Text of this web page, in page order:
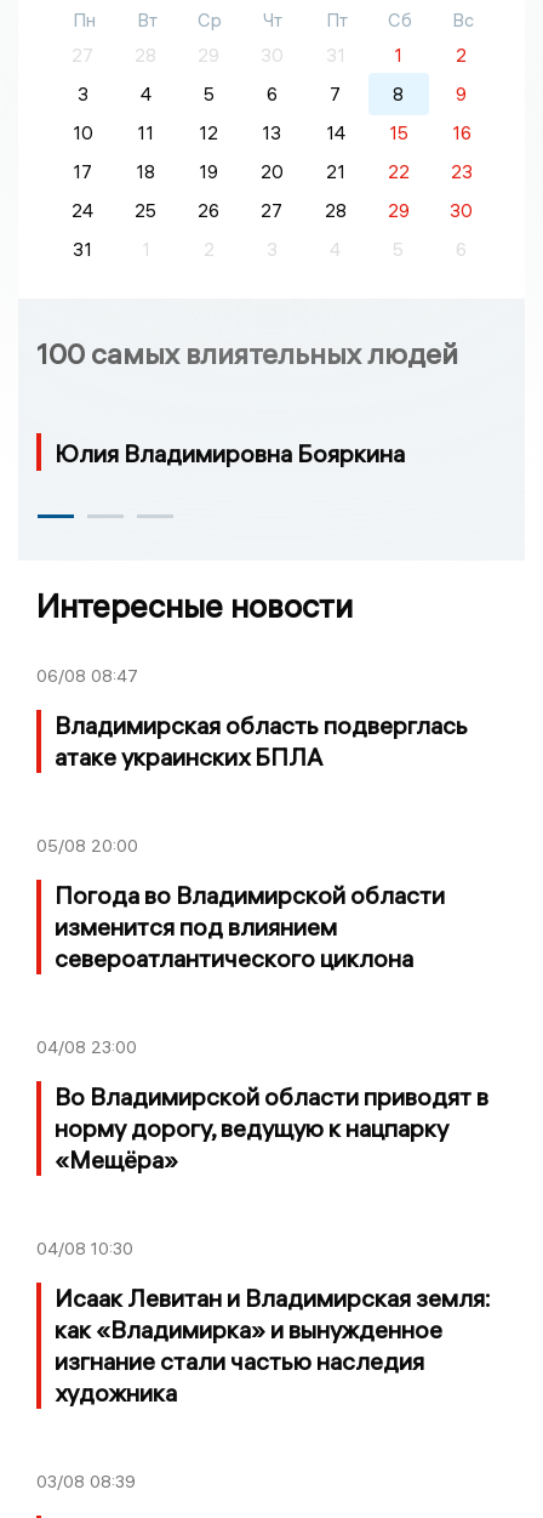
Пн Вт Ср Чт Пт Сб
Вс
27
28 29 30 31 1
2
3
4 5 6 7 8
9
10
11 12 13 14 15
16
17
18 19 20 21 22
23
24
25 26 27 28 29
30
31
1 2 3 4 5 6
100 самых влиятельных людей
Юлия Владимировна Бояркина
Интересные новости
06/08 08:47
Владимирская область подверглась
атаке украинских БПЛА
05/08 20:00
Погода во Владимирской области
изменится под влиянием
североатлантического циклона
04/08 23:00
Во Владимирской области приводят в
норму дорогу, ведущую к нацпарку
«Мещёра»
04/08 10:30
Исаак Левитан и Владимирская земля:
как «Владимирка» и вынужденное
изгнание стали частью наследия
художника
03/08 08:39